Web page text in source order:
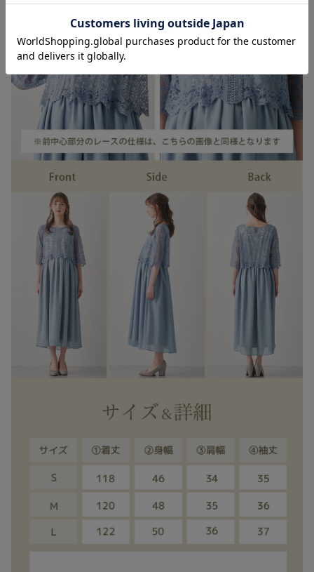
お気に入り商品を確認する